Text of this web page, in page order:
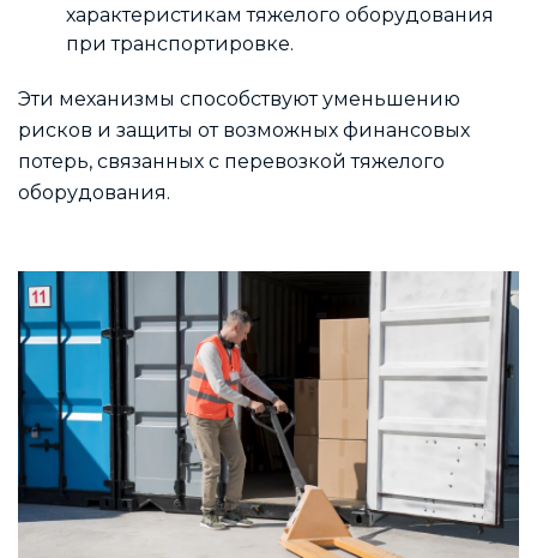
характеристикам тяжелого оборудования
при транспортировке.
Эти механизмы способствуют уменьшению
рисков и защиты от возможных финансовых
потерь, связанных с перевозкой тяжелого
оборудования.